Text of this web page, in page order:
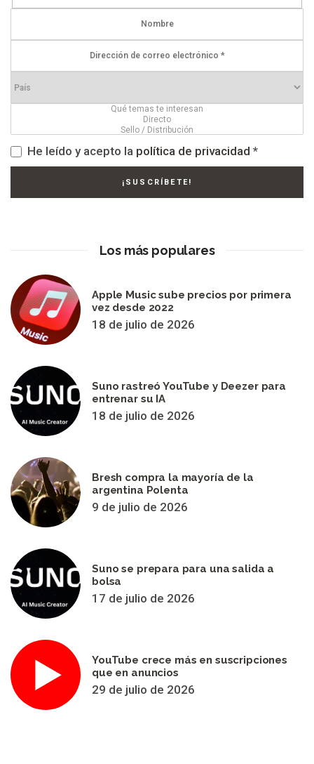
He leído y acepto la política de privacidad *
Los más populares
Apple Music sube precios por primera
vez desde 2022
18 de julio de 2026
Suno rastreó YouTube y Deezer para
entrenar su IA
18 de julio de 2026
Bresh compra la mayoría de la
argentina Polenta
9 de julio de 2026
Suno se prepara para una salida a
bolsa
17 de julio de 2026
YouTube crece más en suscripciones
que en anuncios
29 de julio de 2026